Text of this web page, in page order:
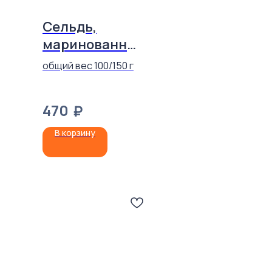
Сельдь,
маринованна
я с
общий вес 100/150 г
470 ₽
В корзину